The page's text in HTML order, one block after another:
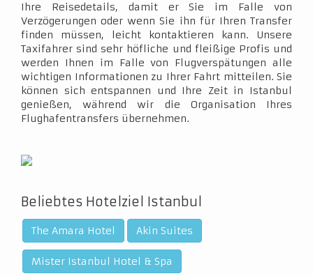
Ihre Reisedetails, damit er Sie im Falle von
Verzögerungen oder wenn Sie ihn für Ihren Transfer
finden müssen, leicht kontaktieren kann. Unsere
Taxifahrer sind sehr höfliche und fleißige Profis und
werden Ihnen im Falle von Flugverspätungen alle
wichtigen Informationen zu Ihrer Fahrt mitteilen. Sie
können sich entspannen und Ihre Zeit in Istanbul
genießen, während wir die Organisation Ihres
Flughafentransfers übernehmen.
Beliebtes Hotelziel Istanbul
The Amara Hotel Akin Suites
Mister Istanbul Hotel & Spa